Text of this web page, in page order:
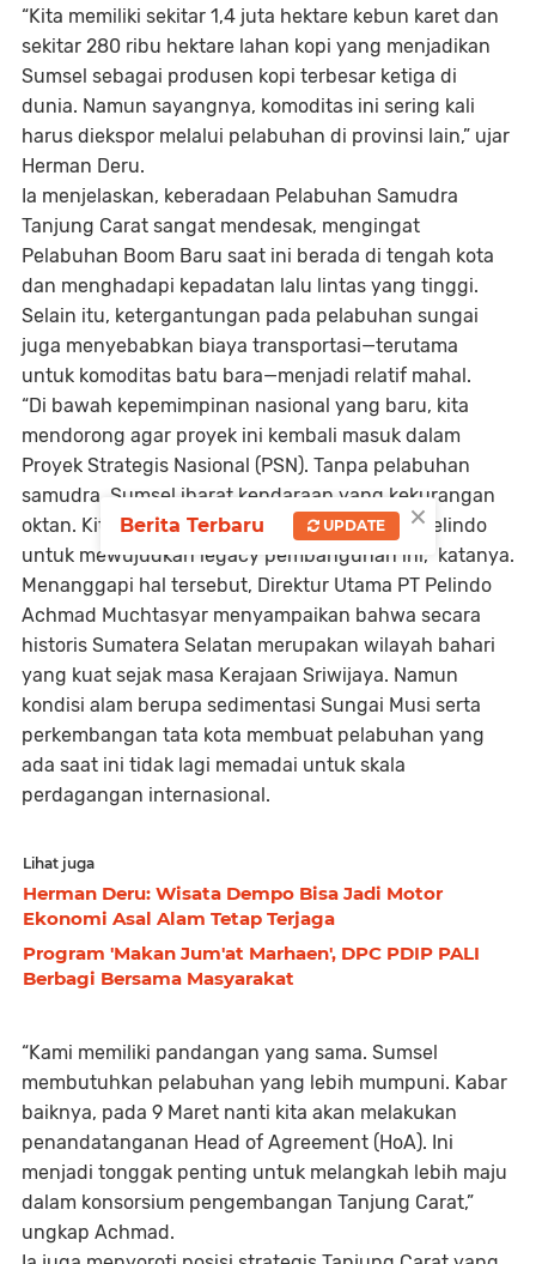
“Kita memiliki sekitar 1,4 juta hektare kebun karet dan
sekitar 280 ribu hektare lahan kopi yang menjadikan
Sumsel sebagai produsen kopi terbesar ketiga di
dunia. Namun sayangnya, komoditas ini sering kali
harus diekspor melalui pelabuhan di provinsi lain,” ujar
Herman Deru.
Ia menjelaskan, keberadaan Pelabuhan Samudra
Tanjung Carat sangat mendesak, mengingat
Pelabuhan Boom Baru saat ini berada di tengah kota
dan menghadapi kepadatan lalu lintas yang tinggi.
Selain itu, ketergantungan pada pelabuhan sungai
juga menyebabkan biaya transportasi—terutama
untuk komoditas batu bara—menjadi relatif mahal.
“Di bawah kepemimpinan nasional yang baru, kita
mendorong agar proyek ini kembali masuk dalam
Proyek Strategis Nasional (PSN). Tanpa pelabuhan
samudra, Sumsel ibarat kendaraan yang kekurangan
oktan. Kita membutuhkan mitra kuat seperti Pelindo
untuk mewujudkan legacy pembangunan ini,” katanya.
Menanggapi hal tersebut, Direktur Utama PT Pelindo
Achmad Muchtasyar menyampaikan bahwa secara
historis Sumatera Selatan merupakan wilayah bahari
yang kuat sejak masa Kerajaan Sriwijaya. Namun
kondisi alam berupa sedimentasi Sungai Musi serta
perkembangan tata kota membuat pelabuhan yang
ada saat ini tidak lagi memadai untuk skala
perdagangan internasional.
Lihat juga
Herman Deru: Wisata Dempo Bisa Jadi Motor
Ekonomi Asal Alam Tetap Terjaga
Program 'Makan Jum'at Marhaen', DPC PDIP PALI
Berbagi Bersama Masyarakat
“Kami memiliki pandangan yang sama. Sumsel
membutuhkan pelabuhan yang lebih mumpuni. Kabar
baiknya, pada 9 Maret nanti kita akan melakukan
penandatanganan Head of Agreement (HoA). Ini
menjadi tonggak penting untuk melangkah lebih maju
dalam konsorsium pengembangan Tanjung Carat,”
ungkap Achmad.
×
Berita Terbaru UPDATE